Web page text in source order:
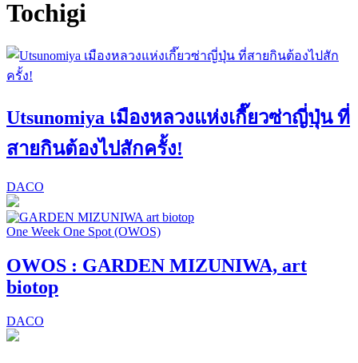
Tochigi
Utsunomiya เมืองหลวงแห่งเกี๊ยวซ่าญี่ปุ่น ที่
สายกินต้องไปสักครั้ง!
DACO
One Week One Spot (OWOS)
OWOS : GARDEN MIZUNIWA, art
biotop
DACO